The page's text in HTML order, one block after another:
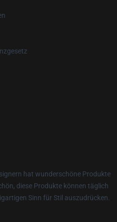
hat wunderschöne Produkte
diese Produkte können täglich
Sinn für Stil auszudrücken.